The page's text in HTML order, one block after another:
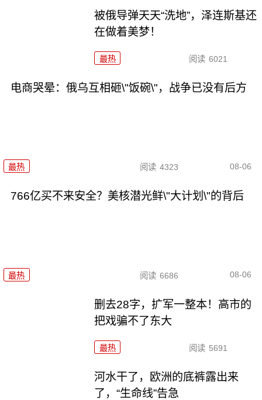
被俄导弹天天“洗地”，泽连斯基还
在做着美梦！
最热 阅读 6021
电商哭晕：俄乌互相砸\"饭碗\"，战争已没有后方
最热 阅读 4323 08-06
766亿买不来安全？美核潜光鲜\"大计划\"的背后
最热 阅读 6686 08-06
删去28字，扩军一整本！高市的
把戏骗不了东大
最热 阅读 5691
河水干了，欧洲的底裤露出来
了，“生命线”告急